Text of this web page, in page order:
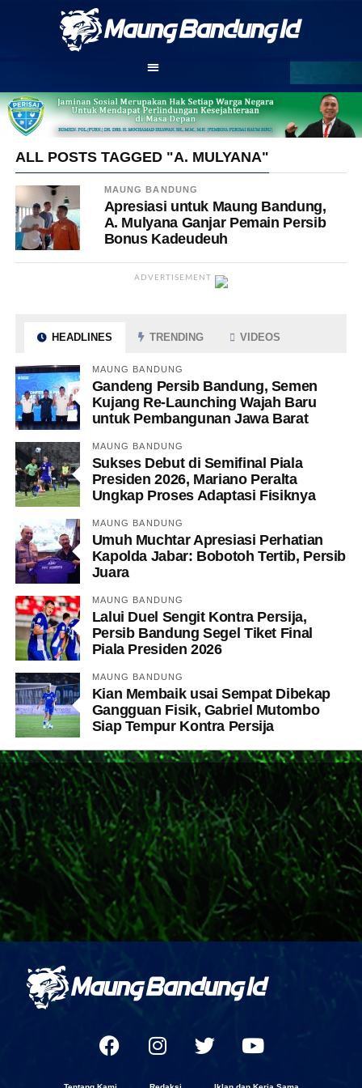
ALL POSTS TAGGED "A. MULYANA"
MAUNG BANDUNG
Apresiasi untuk Maung Bandung,
A. Mulyana Ganjar Pemain Persib
Bonus Kadeudeuh
ADVERTISEMENT
HEADLINES TRENDING VIDEOS
MAUNG BANDUNG
Gandeng Persib Bandung, Semen
Kujang Re-Launching Wajah Baru
untuk Pembangunan Jawa Barat
MAUNG BANDUNG
Sukses Debut di Semifinal Piala
Presiden 2026, Mariano Peralta
Ungkap Proses Adaptasi Fisiknya
MAUNG BANDUNG
Umuh Muchtar Apresiasi Perhatian
Kapolda Jabar: Bobotoh Tertib, Persib
Juara
MAUNG BANDUNG
Lalui Duel Sengit Kontra Persija,
Persib Bandung Segel Tiket Final
Piala Presiden 2026
MAUNG BANDUNG
Kian Membaik usai Sempat Dibekap
Gangguan Fisik, Gabriel Mutombo
Siap Tempur Kontra Persija